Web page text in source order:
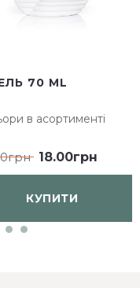
70 ML
в асортименті
18.00грн
КУПИТИ